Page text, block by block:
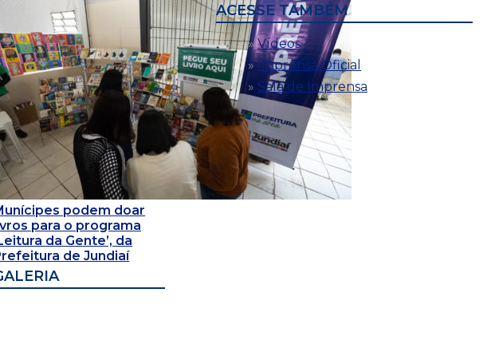
podem doar
para o programa
da Gente’, da
de Jundiaí
ACESSE TAMBÉM
Vídeos
Imprensa Oficial
Sala de Imprensa